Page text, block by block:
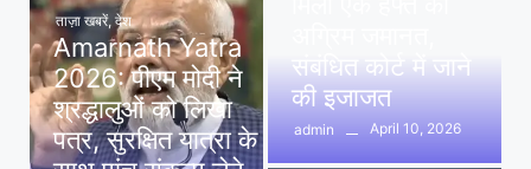
ताज़ा खबरें, देश
Amarnath Yatra
2026: पीएम मोदी ने
श्रद्धालुओं को लिखा
पत्र, सुरक्षित यात्रा के
संबंधित कोर्ट में जाने
की इजाजत
admin April 10, 2026